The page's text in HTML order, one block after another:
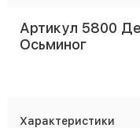
Артикул 5800
Осьминог
Характеристики